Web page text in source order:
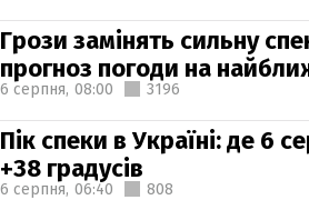
Грози замінять сильну
прогноз погоди на
6 серпня, 08:00 3196
Пік спеки в Україні: де 6
+38 градусів
6 серпня, 06:40 808